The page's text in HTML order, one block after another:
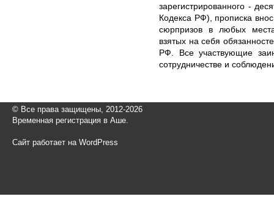
зарегистрированного -
Кодекса РФ), прописка
сюрпризов в любых
взятых на себя
РФ. Все участвующие
сотрудничестве и
© Все права защищены, 2012-2026
Временная регистрация в Аше.
Сайт работает на WordPress